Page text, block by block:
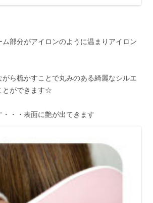
ム部分がアイロンのように温まりアイロン
ら梳かすことで丸みのある綺麗なシルエ
とができます☆
・・表面に艶が出てきます